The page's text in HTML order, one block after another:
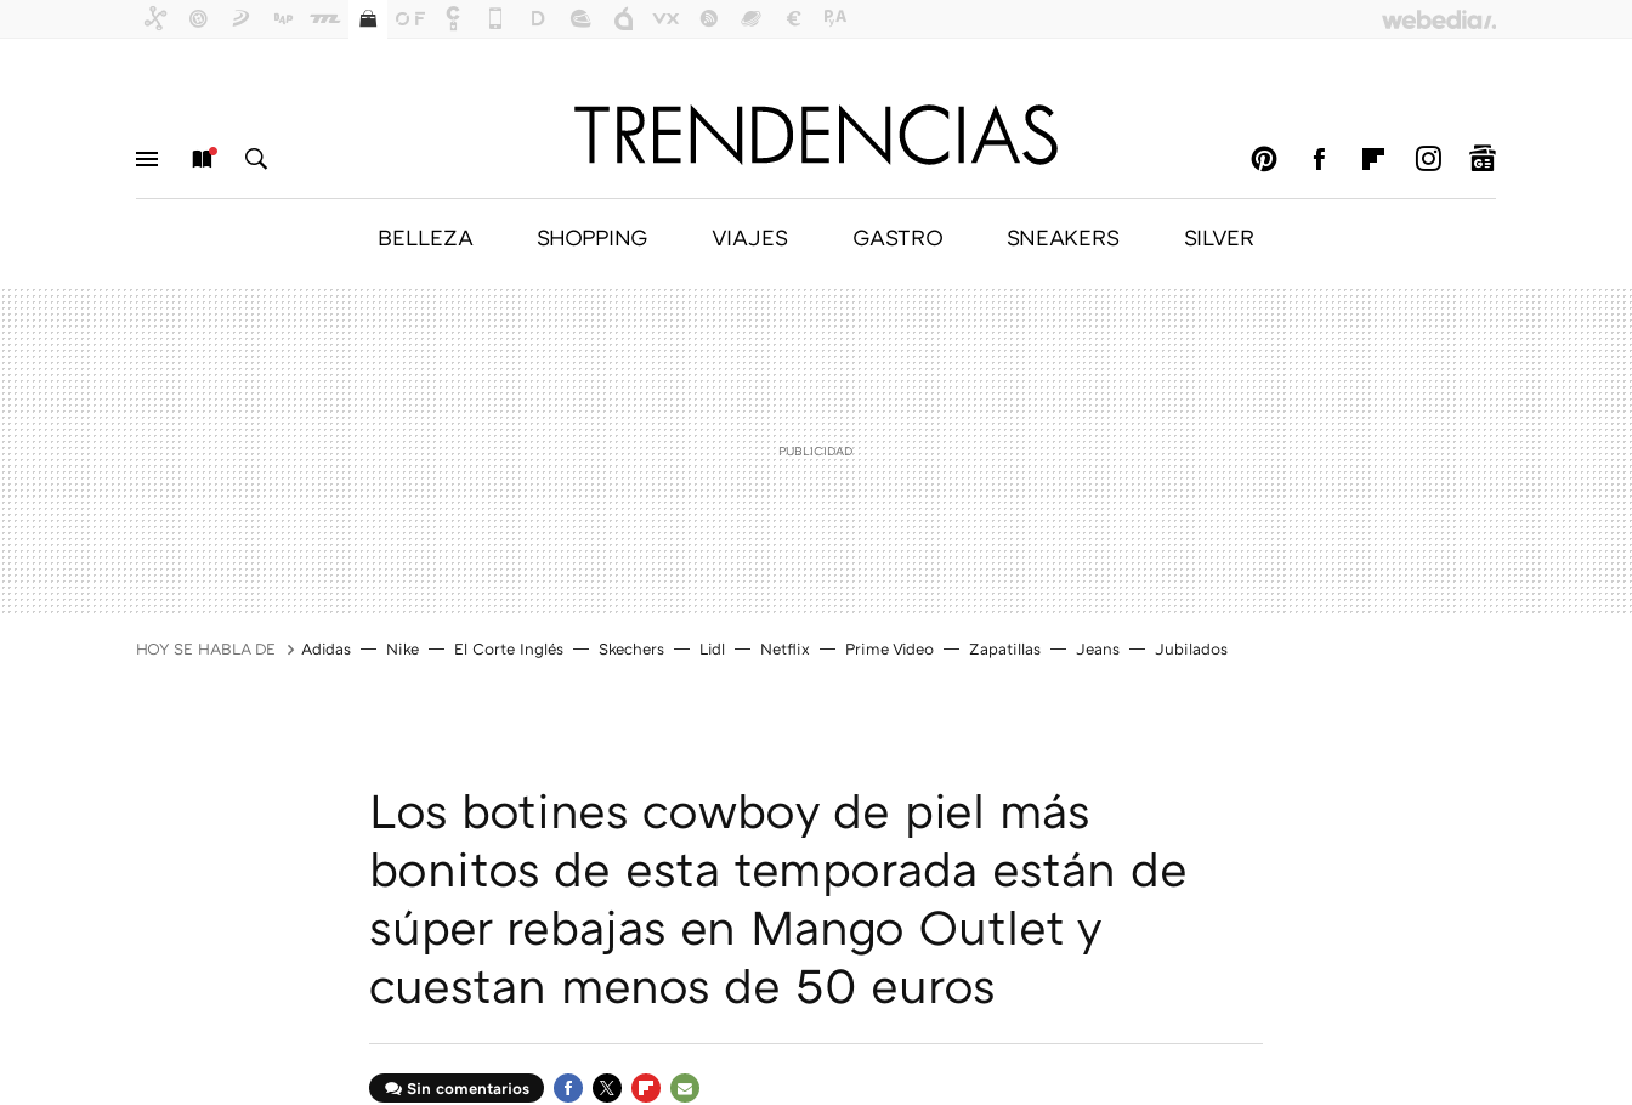
BELLEZA SHOPPING VIAJES GASTRO SNEAKERS SILVER
HOY SE HABLA DE Adidas Nike El Corte Inglés Skechers Lidl Netflix Prime Video Zapatillas Jeans Jubilados
Los botines cowboy de piel más
bonitos de esta temporada están de
súper rebajas en Mango Outlet y
cuestan menos de 50 euros
Sin comentarios